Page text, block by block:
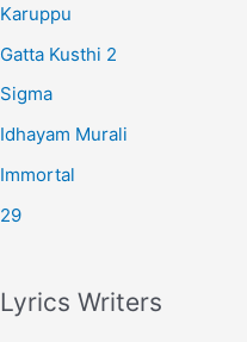
Karuppu
Gatta Kusthi 2
Sigma
Idhayam Murali
Immortal
29
Lyrics Writers